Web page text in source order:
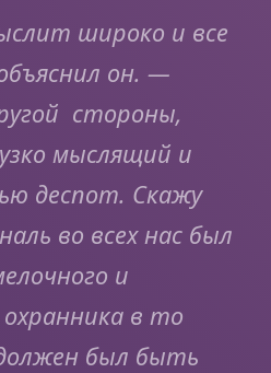
широко и все
он. —
стороны,
мыслящий и
деспот. Скажу
во всех нас был
и
в то
был быть